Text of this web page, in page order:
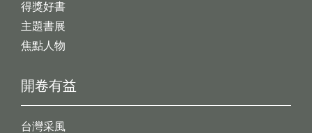
開卷有益
台灣采風
得獎好書
主題書展
焦點人物